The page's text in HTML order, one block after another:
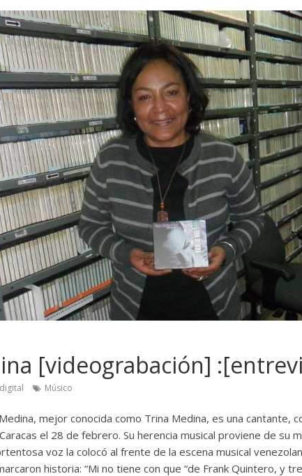
[videograbación]
Músico
mejor conocida como Trina Medina, es una cantante,
el 28 de febrero. Su herencia musical proviene de su
voz la colocó al frente de la escena musical
historia: “Mi no tiene con que “de Frank Quintero, y